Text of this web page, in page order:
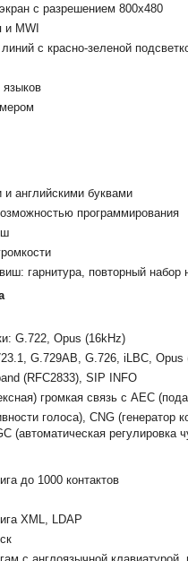
с разрешением 800х480
и MWI
с красно-зеленой
языков
и английскими буквами
программирования
гарнитура, повторный
G.722, Opus (16kHz)
G.729AB, G.726, iLBC, Opus
(RFC2833), SIP INFO
громкая связь с AEC
голоса), CNG
(автоматическая регулировка
до 1000 контактов
XML, LDAP